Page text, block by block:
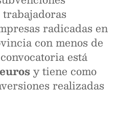
radicadas en
con menos de
está
y tiene como
realizadas